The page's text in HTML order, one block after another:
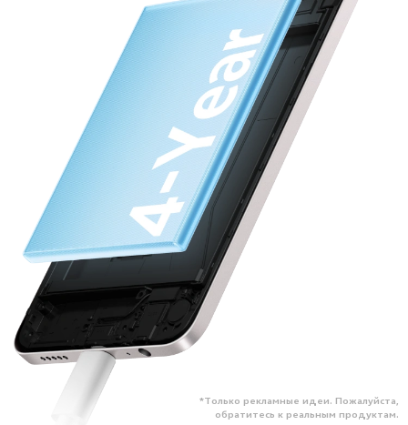
*Только рекламные идеи. Пожалуйста,
обратитесь к реальным продуктам.